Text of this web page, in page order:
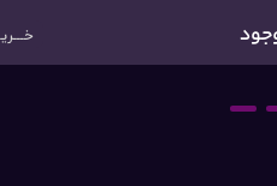
ناموجود
4
5